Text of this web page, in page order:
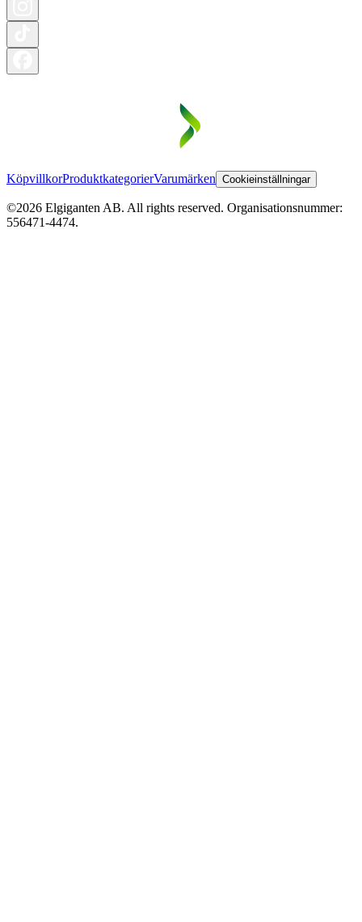
KöpvillkorProduktkategorierVarumärken Cookieinställningar
©2026 Elgiganten AB. All rights reserved. Organisationsnummer:
556471-4474.